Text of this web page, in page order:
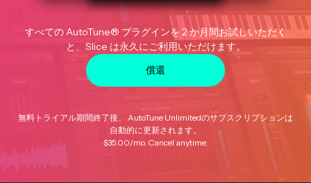
すべての AutoTune® プラグインを 2 か月間お試しいただく
と、Slice は永久にご利用いただけます。
償還
無料トライアル期間終了後、 AutoTune Unlimitedのサブスクリプションは
自動的に更新されます。
$35.00/mo. Cancel anytime.